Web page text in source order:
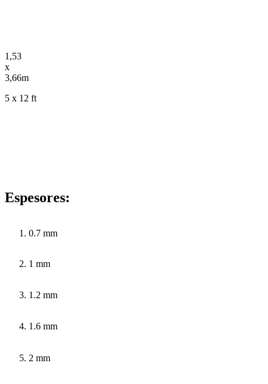
1,53
x
3,66m
5 x 12 ft
Espesores:
0.7 mm
1 mm
1.2 mm
1.6 mm
2 mm